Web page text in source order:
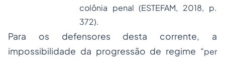
colônia penal (ESTEFAM, 2018, p.
372).
Para os defensores desta corrente, a
impossibilidade da progressão de regime “per